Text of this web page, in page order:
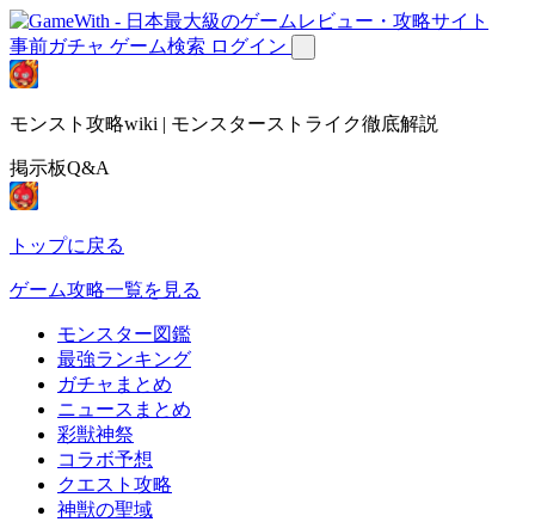
事前ガチャ ゲーム検索 ログイン
モンスト攻略wiki | モンスターストライク徹底解説
掲示板Q&A
トップに戻る
ゲーム攻略一覧を見る
モンスター図鑑
最強ランキング
ガチャまとめ
ニュースまとめ
彩獣神祭
コラボ予想
クエスト攻略
神獣の聖域